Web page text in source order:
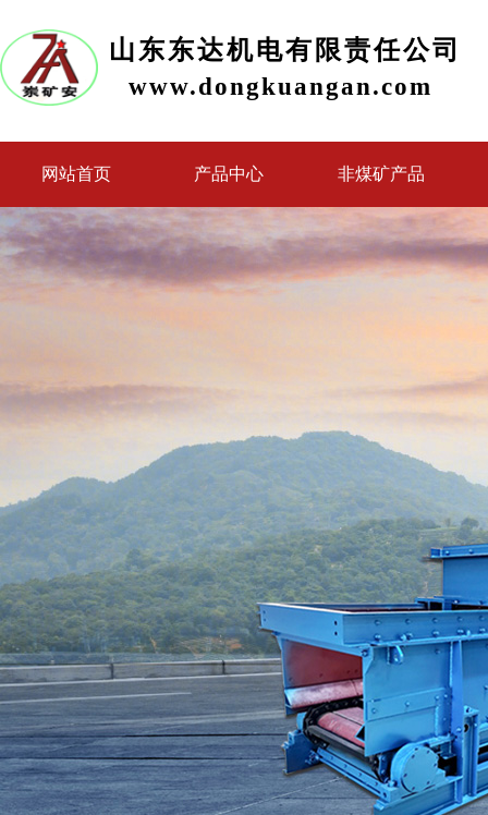
山东东达机电有限责任公司
www.dongkuangan.com
网站首页 产品中心 非煤矿产品